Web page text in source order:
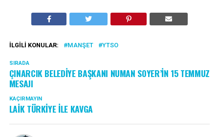
İLGILI KONULAR: MANŞET YTSO
SIRADA
ÇINARCIK BELEDİYE BAŞKANI NUMAN SOYER’İN 15 TEMMUZ
MESAJI
KAÇIRMAYIN
LAİK TÜRKİYE İLE KAVGA